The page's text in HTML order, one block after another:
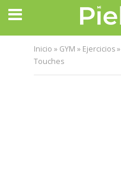
Inicio » GYM » Ejercicios»
Touches